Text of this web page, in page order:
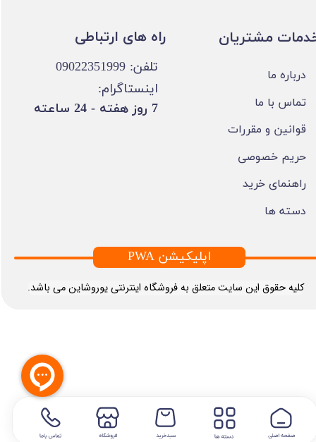
​کلیه حقوق این سایت متعلق به فروشگاه اینترنتی یوروشاین می باشد.
مشتریان
درباره ما
تماس با ما
قوانین و مقررات
حریم خصوصی
راهنمای خرید
دسته ها
تلفن: 09022351999
اینستاگرام:
​7 روز هفته - 24 ساعته ​​​​​​​
PWA اپلیکیشن
​​راه های ارتباطی